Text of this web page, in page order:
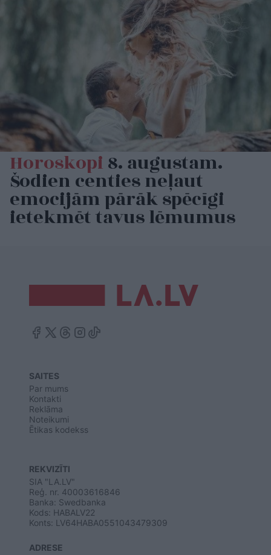
Horoskopi8. augustam.
Šodien centies neļaut
emocijām pārāk spēcīgi
ietekmēt tavus lēmumus
SAITES
Par mums
Kontakti
Reklāma
Noteikumi
Ētikas kodekss
REKVIZĪTI
SIA "LA.LV"
Reģ. nr. 40003616846
Banka: Swedbanka
Kods: HABALV22
Konts: LV64HABA0551043479309
ADRESE